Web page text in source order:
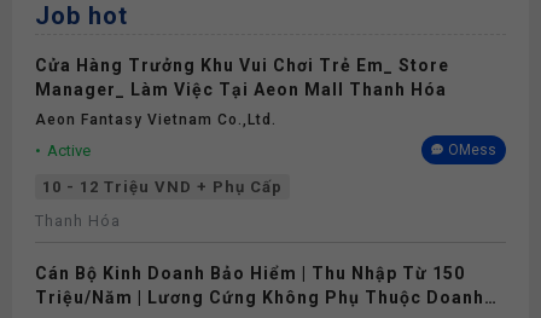
Job hot
Cửa Hàng Trưởng Khu Vui Chơi Trẻ Em_ Store
Manager_ Làm Việc Tại Aeon Mall Thanh Hóa
Aeon Fantasy Vietnam Co.,ltd.
Active OMess
10 - 12 Triệu VND + Phụ Cấp
Thanh Hóa
Cán Bộ Kinh Doanh Bảo Hiểm | Thu Nhập Từ 150
Triệu/Năm | Lương Cứng Không Phụ Thuộc Doanh